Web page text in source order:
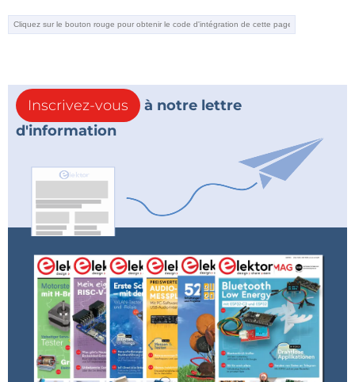
maintenant !
Inscrivez-vous
à notre lettre
d'information